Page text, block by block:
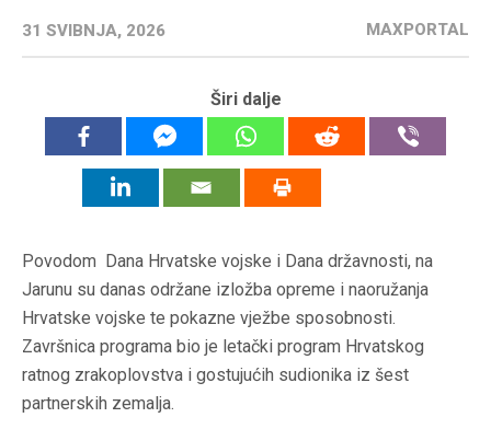
31 SVIBNJA, 2026 MAXPORTAL
Širi dalje
Povodom Dana Hrvatske vojske i Dana državnosti, na
Jarunu su danas održane izložba opreme i naoružanja
Hrvatske vojske te pokazne vježbe sposobnosti.
Završnica programa bio je letački program Hrvatskog
ratnog zrakoplovstva i gostujućih sudionika iz šest
partnerskih zemalja.